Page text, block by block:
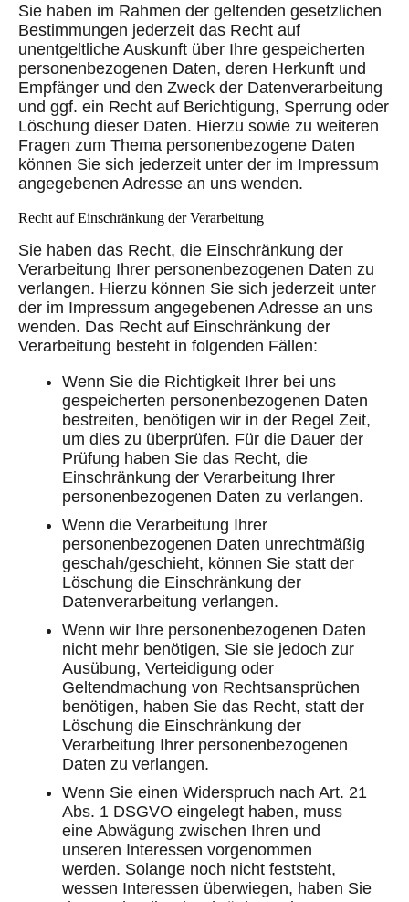
Sie haben im Rahmen der geltenden gesetzlichen
Bestimmungen jederzeit das Recht auf
unentgeltliche Auskunft über Ihre gespeicherten
personenbezogenen Daten, deren Herkunft und
Empfänger und den Zweck der Datenverarbeitung
und ggf. ein Recht auf Berichtigung, Sperrung oder
Löschung dieser Daten. Hierzu sowie zu weiteren
Fragen zum Thema personenbezogene Daten
können Sie sich jederzeit unter der im Impressum
angegebenen Adresse an uns wenden.
Recht auf Einschränkung der Verarbeitung
Sie haben das Recht, die Einschränkung der
Verarbeitung Ihrer personenbezogenen Daten zu
verlangen. Hierzu können Sie sich jederzeit unter
der im Impressum angegebenen Adresse an uns
wenden. Das Recht auf Einschränkung der
Verarbeitung besteht in folgenden Fällen:
Wenn Sie die Richtigkeit Ihrer bei uns
gespeicherten personenbezogenen Daten
bestreiten, benötigen wir in der Regel Zeit,
um dies zu überprüfen. Für die Dauer der
Prüfung haben Sie das Recht, die
Einschränkung der Verarbeitung Ihrer
personenbezogenen Daten zu verlangen.
Wenn die Verarbeitung Ihrer
personenbezogenen Daten unrechtmäßig
geschah/geschieht, können Sie statt der
Löschung die Einschränkung der
Datenverarbeitung verlangen.
Wenn wir Ihre personenbezogenen Daten
nicht mehr benötigen, Sie sie jedoch zur
Ausübung, Verteidigung oder
Geltendmachung von Rechtsansprüchen
benötigen, haben Sie das Recht, statt der
Löschung die Einschränkung der
Verarbeitung Ihrer personenbezogenen
Daten zu verlangen.
Wenn Sie einen Widerspruch nach Art. 21
Abs. 1 DSGVO eingelegt haben, muss
eine Abwägung zwischen Ihren und
unseren Interessen vorgenommen
werden. Solange noch nicht feststeht,
wessen Interessen überwiegen, haben Sie